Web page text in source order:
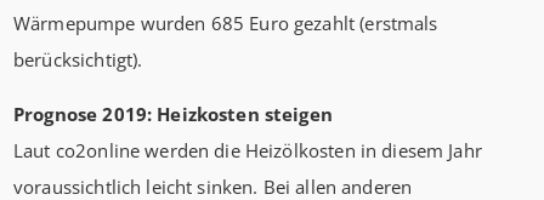
Wärmepumpe wurden 685 Euro gezahlt (erstmals
berücksichtigt).
Prognose 2019: Heizkosten steigen
Laut co2online werden die Heizölkosten in diesem Jahr
voraussichtlich leicht sinken. Bei allen anderen